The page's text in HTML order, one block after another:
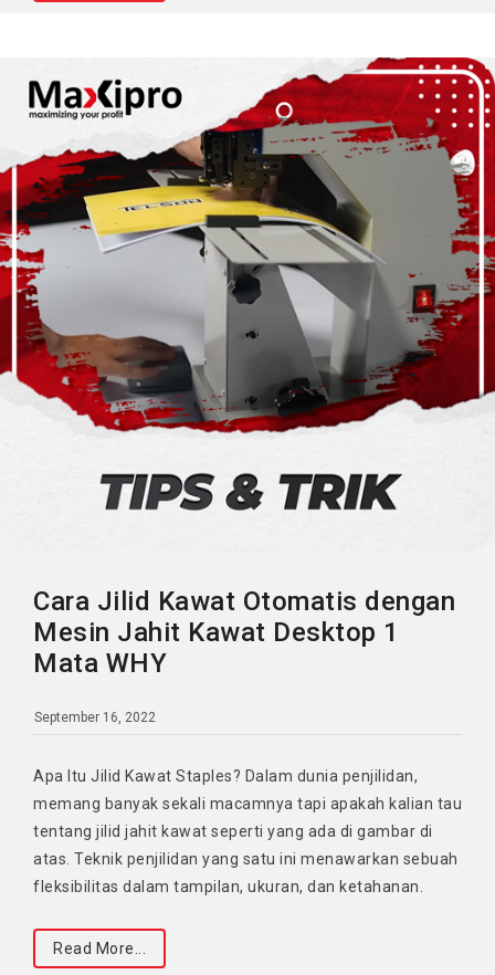
Cara Jilid Kawat Otomatis dengan
Mesin Jahit Kawat Desktop 1
Mata WHY
September 16, 2022
Apa Itu Jilid Kawat Staples? Dalam dunia penjilidan,
memang banyak sekali macamnya tapi apakah kalian tau
tentang jilid jahit kawat seperti yang ada di gambar di
atas. Teknik penjilidan yang satu ini menawarkan sebuah
fleksibilitas dalam tampilan, ukuran, dan ketahanan.
Read More...